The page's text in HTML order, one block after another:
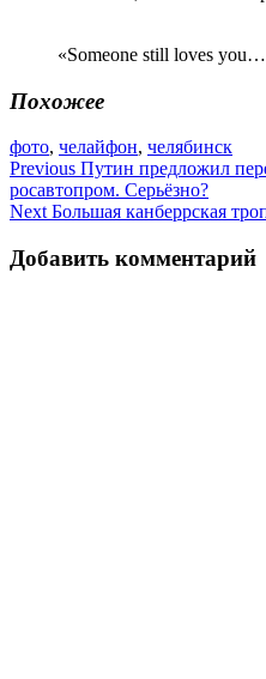
«Someone still loves
Похожее
фото, челайфон, челябинск
Навигация
по
Previous Путин предложил
росавтопром. Серьёзно?
Next Большая канберрская
Добавить комментарий